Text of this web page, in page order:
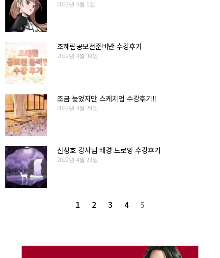
2022년 5월 1일
조혜림공모전준비반 수강후기
2022년 4월 30일
조금 늦었지만 스케치업 수강후기!!
2022년 4월 29일
신성호 강사님 배경 드로잉 수강후기
2022년 4월 23일
1 2 3 4 5